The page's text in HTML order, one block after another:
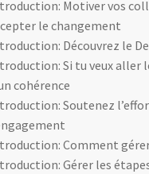
« Je m’outille »
« Je manage »
« Je me connais »
Je me développe »
Motiver vos
le changement
Découvrez le
Si tu veux aller
cohérence
Soutenez
Comment
Gérer les